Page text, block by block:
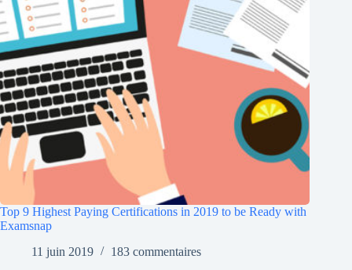
Top 9 Highest Paying Certifications in 2019 to be Ready with
Examsnap
11 juin 2019
183 commentaires